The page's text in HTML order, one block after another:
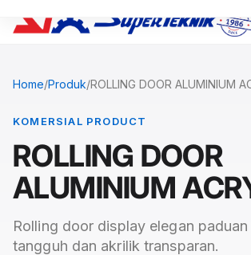
Home/Produk/ROLLING DOOR ALUMINIUM
KOMERSIAL PRODUCT
ROLLING DOOR
ALUMINIUM
Rolling door display elegan paduan
tangguh dan akrilik transparan.